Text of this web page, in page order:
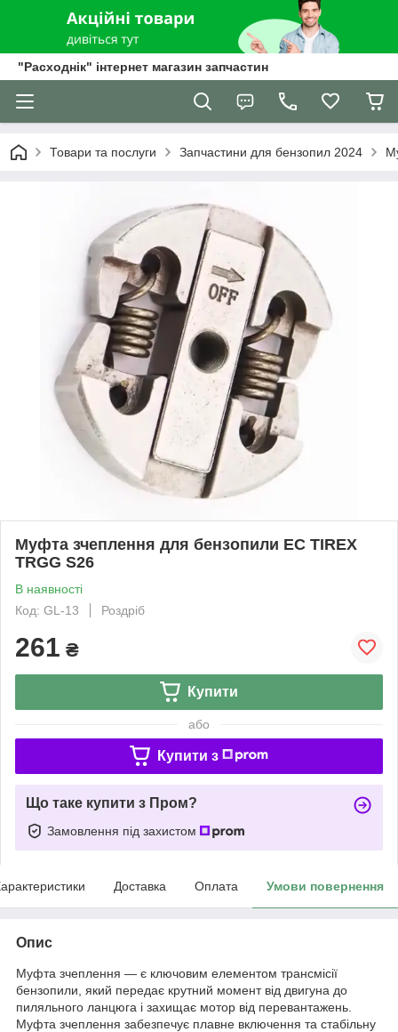
"Расходнік" інтернет магазин запчастин
Товари та послуги Запчастини для бензопил 2024
Муфта зчеплення для бензопили EC TIREX
TRGG S26
В наявності
Код: GL-13
Роздріб
261 ₴
Купити
або
Купити з
Що таке купити з Пром?
Замовлення під захистом
Доставка Оплата Умови повернення
Опис
Муфта зчеплення — є ключовим елементом трансмісії
бензопили, який передає крутний момент від двигуна до
пиляльного ланцюга і захищає мотор від перевантажень.
Муфта зчеплення забезпечує плавне включення та стабільну